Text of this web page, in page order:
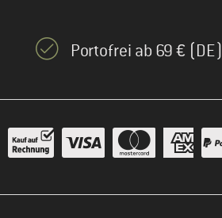
Portofrei ab 69 € (DE)